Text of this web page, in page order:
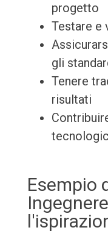
progetto
Testare e
gli
Tenere
risultati
Esempio